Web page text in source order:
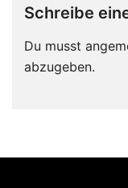
Schreibe
Du musst
abzugeben.